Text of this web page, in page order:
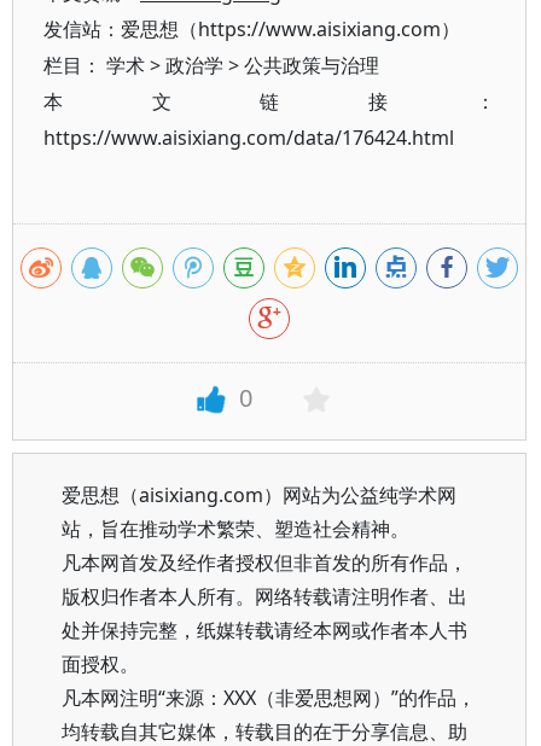
发信站：爱思想（https://www.aisixiang.com）
栏目： 学术>政治学 >公共政策与治理
本文链接：
https://www.aisixiang.com/data/176424.html
0
爱思想（aisixiang.com）网站为公益纯学术网
站，旨在推动学术繁荣、塑造社会精神。
凡本网首发及经作者授权但非首发的所有作品，
版权归作者本人所有。网络转载请注明作者、出
处并保持完整，纸媒转载请经本网或作者本人书
面授权。
凡本网注明“来源：XXX（非爱思想网）”的作品，
均转载自其它媒体，转载目的在于分享信息、助